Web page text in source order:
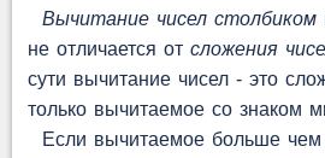
Вычитание чисел столбиком
не отличается от сложения
сути вычитание чисел - это
только вычитаемое со знаком
Если вычитаемое больше